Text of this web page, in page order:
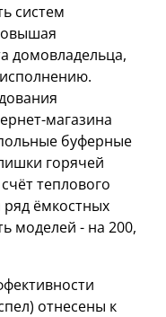
систем
домовладельца,
исполнению.
магазина
буферные
горячей
теплового
ёмкостных
моделей - на 200,
отнесены к